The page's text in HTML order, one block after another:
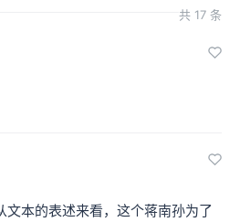
共 17 条
文本的表述来看，这个蒋南孙为了